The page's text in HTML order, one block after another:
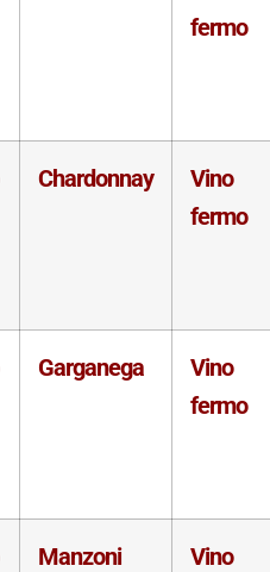
fermo
Chardonnay
Vino
fermo
Garganega
Vino
fermo
Manzoni
Vino